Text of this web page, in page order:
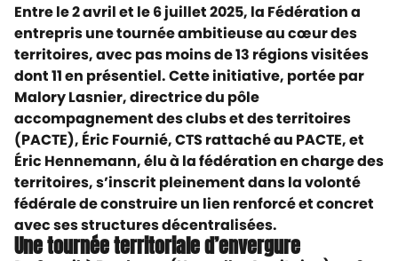
Entre le 2 avril et le 6 juillet 2025, la Fédération a
entrepris une tournée ambitieuse au cœur des
territoires, avec pas moins de 13 régions visitées
dont 11 en présentiel. Cette initiative, portée par
Malory Lasnier, directrice du pôle
accompagnement des clubs et des territoires
(PACTE), Éric Fournié, CTS rattaché au PACTE, et
Éric Hennemann, élu à la fédération en charge des
territoires, s’inscrit pleinement dans la volonté
fédérale de construire un lien renforcé et concret
avec ses structures décentralisées.
Une tournée territoriale d’envergure